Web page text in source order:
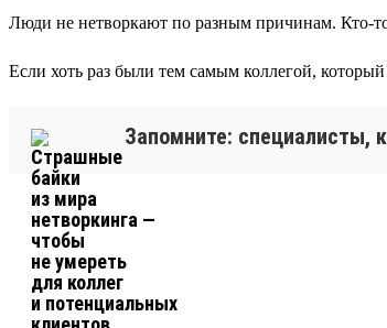
Люди не нетворкают по разным причинам. Кто-
Если хоть раз были тем самым коллегой,
Запомните: специалисты,